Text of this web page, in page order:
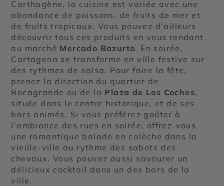
Carthagène, la cuisine est variée avec une
abondance de poissons, de fruits de mer et
de fruits tropicaux. Vous pouvez d’ailleurs
découvrir tous ces produits en vous rendant
au marché Mercado Bazurto. En soirée,
Cartagena se transforme en ville festive sur
des rythmes de salsa. Pour faire la fête,
prenez la direction du quartier de
Bocagrande ou de la Plaza de Los Coches,
située dans le centre historique, et de ses
bars animés. Si vous préférez goûter à
l’ambiance des rues en soirée, offrez-vous
une romantique balade en calèche dans la
vieille-ville au rythme des sabots des
chevaux. Vous pouvez aussi savourer un
délicieux cocktail dans un des bars de la
ville.